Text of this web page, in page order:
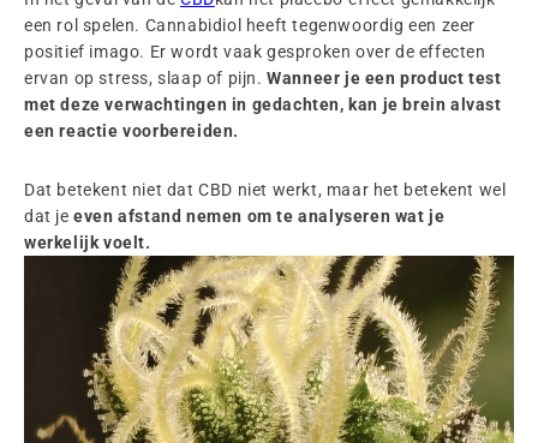
een rol spelen. Cannabidiol heeft tegenwoordig een zeer
positief imago. Er wordt vaak gesproken over de effecten
ervan op stress, slaap of pijn.Wanneer je een product test
met deze verwachtingen in gedachten, kan je brein alvast
een reactie voorbereiden.
Dat betekent niet dat CBD niet werkt, maar het betekent wel
dat jeeven afstand nemen om te analyseren wat je
werkelijk voelt.